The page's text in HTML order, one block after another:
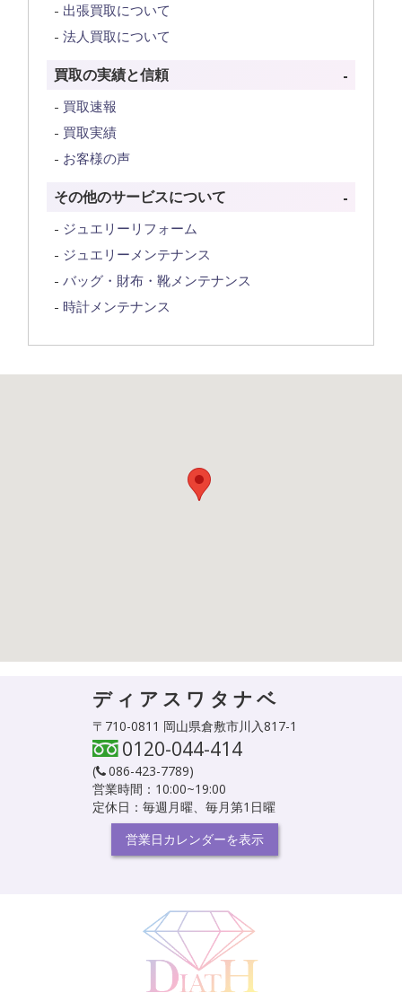
出張買取について
法人買取について
買取の実績と信頼
買取速報
買取実績
お客様の声
その他のサービスについて
ジュエリーリフォーム
ジュエリーメンテナンス
バッグ・財布・靴メンテナンス
時計メンテナンス
ディアスワタナベ
〒710-0811 岡山県倉敷市川入817-1
0120-044-414
( 086-423-7789)
営業時間：10:00~19:00
定休日：毎週月曜、毎月第1日曜
営業日カレンダーを表示